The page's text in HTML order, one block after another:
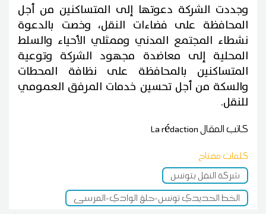
وجددت الشركة دعوتها إلى المتساكنين من أجل
المحافظة على فضاءات النقل، وخصت بالدعوة
نشطاء المجتمع المدني وممثلي الأحياء والسلط
المحلية إلى معاضدة مجهود الشركة وتوعية
المتساكنين بالمحافظة على نظافة المحطات
والسكة من أجل تحسين خدمات المرفق العمومي
للنقل.
كاتب المقالLa rédaction
كلمات مفتاح
شركة النقل بتونس
الخط الحديدي تونس-حلق الوادي-المرسى